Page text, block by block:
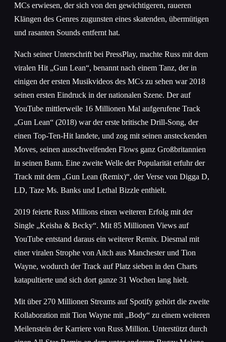
MCs erwiesen, der sich von den gewichtigeren, raueren
Klängen des Genres zugunsten eines skatenden, übermütigen
und rasanten Sounds entfernt hat.
Nach seiner Unterschrift bei PressPlay, machte Russ mit dem
viralen Hit „Gun Lean“, benannt nach einem Tanz, der in
einigen der ersten Musikvideos des MCs zu sehen war 2018
seinen ersten Eindruck in der nationalen Szene. Der auf
YouTube mittlerweile 16 Millionen Mal aufgerufene Track
„Gun Lean“ (2018) war der erste britische Drill-Song, der
einen Top-Ten-Hit landete, und zog mit seinen ansteckenden
Moves, seinen ausschweifenden Flows ganz Großbritannien
in seinen Bann. Eine zweite Welle der Popularität erfuhr der
Track mit dem „Gun Lean (Remix)“, der Verse von Digga D,
LD, Taze Ms. Banks und Lethal Bizzle enthielt.
2019 feierte Russ Millions einen weiteren Erfolg mit der
Single „Keisha & Becky“. Mit 85 Millionen Views auf
YouTube entstand daraus ein weiterer Remix. Diesmal mit
einer viralen Strophe von Aitch aus Manchester und Tion
Wayne, wodurch der Track auf Platz sieben in den Charts
katapultierte und sich dort ganze 31 Wochen lang hielt.
Mit über 270 Millionen Streams auf Spotify gehört die zweite
Kollaboration mit Tion Wayne mit „Body“ zu einem weiteren
Meilenstein der Karriere von Russ Million. Unterstützt durch